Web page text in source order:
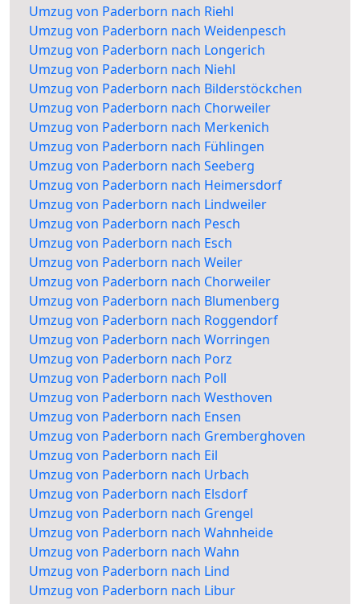
Umzug von Paderborn nach Riehl
Umzug von Paderborn nach Weidenpesch
Umzug von Paderborn nach Longerich
Umzug von Paderborn nach Niehl
Umzug von Paderborn nach Bilderstöckchen
Umzug von Paderborn nach Chorweiler
Umzug von Paderborn nach Merkenich
Umzug von Paderborn nach Fühlingen
Umzug von Paderborn nach Seeberg
Umzug von Paderborn nach Heimersdorf
Umzug von Paderborn nach Lindweiler
Umzug von Paderborn nach Pesch
Umzug von Paderborn nach Esch
Umzug von Paderborn nach Weiler
Umzug von Paderborn nach Chorweiler
Umzug von Paderborn nach Blumenberg
Umzug von Paderborn nach Roggendorf
Umzug von Paderborn nach Worringen
Umzug von Paderborn nach Porz
Umzug von Paderborn nach Poll
Umzug von Paderborn nach Westhoven
Umzug von Paderborn nach Ensen
Umzug von Paderborn nach Gremberghoven
Umzug von Paderborn nach Eil
Umzug von Paderborn nach Urbach
Umzug von Paderborn nach Elsdorf
Umzug von Paderborn nach Grengel
Umzug von Paderborn nach Wahnheide
Umzug von Paderborn nach Wahn
Umzug von Paderborn nach Lind
Umzug von Paderborn nach Libur